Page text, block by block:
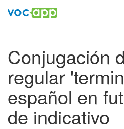
Conjugación
regular
español en
de indicativo